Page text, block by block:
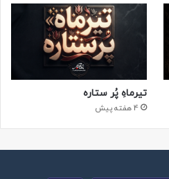
تیرماهِ پُر ستاره
4 هفته پیش